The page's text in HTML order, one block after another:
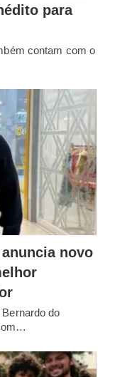
para
contam com o
novo
do